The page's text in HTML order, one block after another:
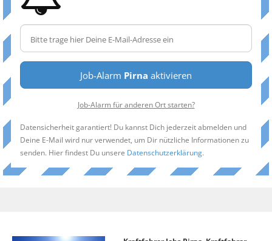
Job-Alarm Pirna aktivieren
Job-Alarm für anderen Ort starten?
Datensicherheit garantiert! Du kannst Dich jederzeit abmelden und
Deine E-Mail wird nur verwendet, um Dir nützliche Informationen zu
senden. Hier findest Du unsere Datenschutzerklärung.